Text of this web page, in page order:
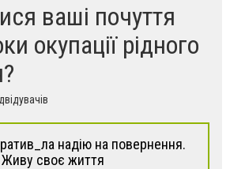
ваші почуття
окупації рідного
надію на повернення.
Живу своє життя